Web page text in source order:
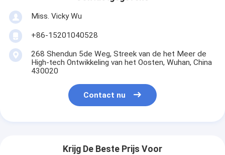
Miss. Vicky Wu
+86-15201040528
268 Shendun 5de Weg, Streek van de het Meer de
High-tech Ontwikkeling van het Oosten, Wuhan, China
430020
Contact nu
Krijg De Beste Prijs Voor